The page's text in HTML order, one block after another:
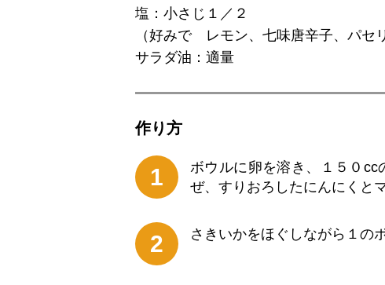
塩：小さじ１／２
（好みで レモン、七味唐辛子、パセ
サラダ油：適量
作り⽅
1
ボウルに卵を溶き、１５０
ぜ、すりおろしたにんにくと
2 さきいかをほぐしながら１の